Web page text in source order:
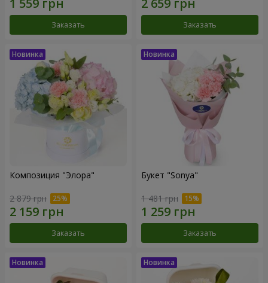
Заказать Заказать
Композиция "Элора"
2 879 грн
Заказать
Букет "Sonya"
1 481 грн
Заказать